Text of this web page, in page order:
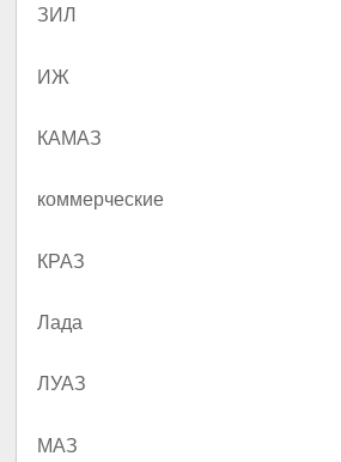
ЗИЛ
ИЖ
КАМАЗ
коммерческие
КРАЗ
Лада
ЛУАЗ
МАЗ